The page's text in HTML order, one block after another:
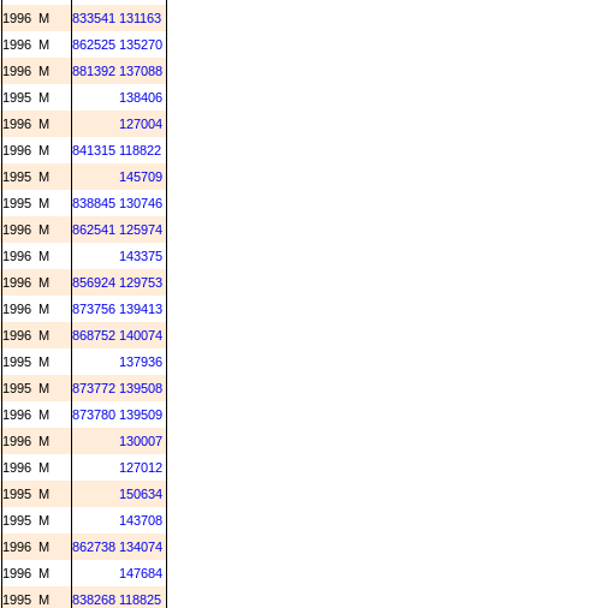
1996 M 833541 131163
1996 M 862525 135270
1996 M 881392 137088
1995 M
138406
1996 M
127004
1996 M 841315 118822
1995 M
145709
1995 M 838845 130746
1996 M 862541 125974
1996 M
143375
1996 M 856924 129753
1996 M 873756 139413
1996 M 868752 140074
1995 M
137936
1995 M 873772 139508
1996 M 873780 139509
1996 M
130007
1996 M
127012
1995 M
150634
1995 M
143708
1996 M 862738 134074
1996 M
147684
1995 M 838268 118825